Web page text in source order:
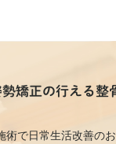
矯正の行える整
術で日常生活改善の